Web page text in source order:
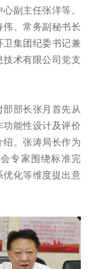
副主任张洋等。
、常务副秘书长
卫集团纪委书记兼
术有限公司党支
部长张月首先从
能性设计及评价
。张涛局长作为
专家围绕标准完
优化等维度提出意